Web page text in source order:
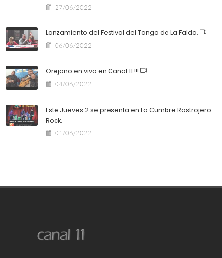
27/06/2022
Lanzamiento del Festival del Tango de La Falda.
06/06/2022
Orejano en vivo en Canal 11 !!!
04/06/2022
Este Jueves 2 se presenta en La Cumbre Rastrojero
Rock.
01/06/2022